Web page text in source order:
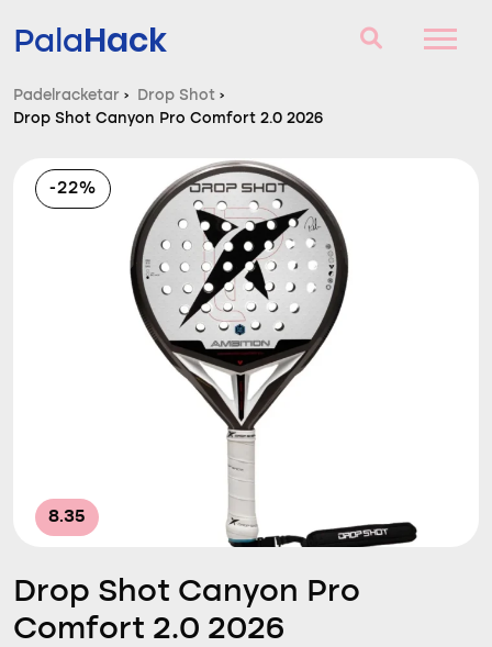
PalaHack
Padelracketar
Frågor och svar
Komparator
Padelracketar › Drop Shot ›
Drop Shot Canyon Pro Comfort 2.0 2026
-22%
8.35
Drop Shot Canyon Pro
Comfort 2.0 2026